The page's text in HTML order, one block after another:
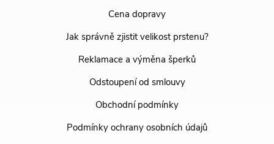
Cena dopravy
Jak správně zjistit velikost prstenu?
Reklamace a výměna šperků
Odstoupení od smlouvy
Obchodní podmínky
Podmínky ochrany osobních údajů